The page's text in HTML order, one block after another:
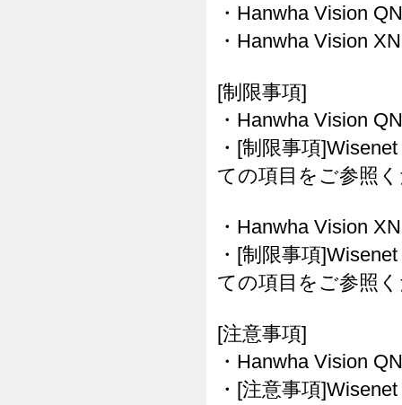
・Hanwha Vision
・Hanwha Vision
[制限事項]
・Hanwha Vision
・[制限事項
ての項目をご参照
・Hanwha Vision
・[制限事項
ての項目をご参照
[注意事項]
・Hanwha Vision
・[注意事項